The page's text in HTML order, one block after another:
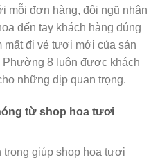
mỗi đơn hàng, đội ngũ nhân
đến tay khách hàng đúng
mất đi vẻ tươi mới của sản
Phường 8 luôn được khách
những dịp quan trọng.
từ shop hoa tươi
trọng giúp shop hoa tươi